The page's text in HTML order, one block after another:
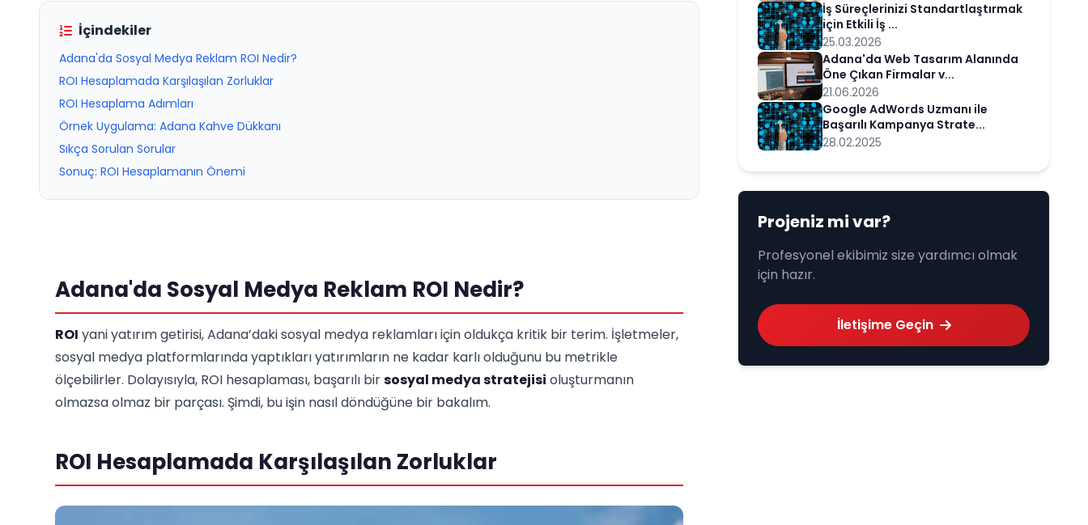
İçindekiler
Adana'da Sosyal Medya Reklam ROI Nedir?
ROI Hesaplamada Karşılaşılan Zorluklar
ROI Hesaplama Adımları
Örnek Uygulama: Adana Kahve Dükkanı
Sıkça Sorulan Sorular
Sonuç: ROI Hesaplamanın Önemi
Adana'da Sosyal Medya Reklam ROI Nedir?
ROI yani yatırım getirisi, Adana’daki sosyal medya reklamları için oldukça kritik bir terim. İşletmeler,
sosyal medya platformlarında yaptıkları yatırımların ne kadar karlı olduğunu bu metrikle
ölçebilirler. Dolayısıyla, ROI hesaplaması, başarılı birsosyal medya stratejisi oluşturmanın
olmazsa olmaz bir parçası. Şimdi, bu işin nasıl döndüğüne bir bakalım.
ROI Hesaplamada Karşılaşılan Zorluklar
İş Süreçlerinizi Standartlaştırmak
için Etkili İş ...
25.03.2026
Adana'da Web Tasarım Alanında
Öne Çıkan Firmalar v...
21.06.2026
Google AdWords Uzmanı ile
Başarılı Kampanya Strate...
28.02.2025
Projeniz mi var?
Profesyonel ekibimiz size yardımcı olmak
için hazır.
İletişime Geçin